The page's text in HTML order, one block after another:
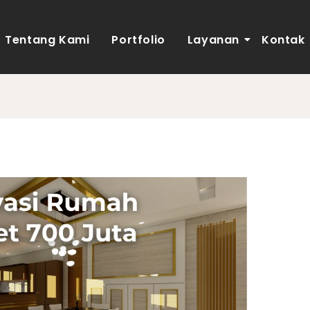
Tentang Kami Portfolio Layanan Kontak